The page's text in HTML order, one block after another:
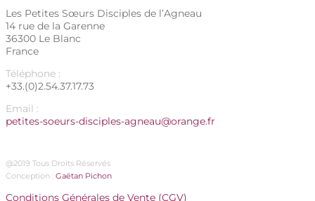
Les Petites Sœurs Disciples de l’Agneau
14 rue de la Garenne
36300 Le Blanc
France
Téléphone :
+33.(0)2.54.37.17.73
Email :
petites-soeurs-disciples-agneau@orange.fr
@2019 Tous Droits Réservés
Conception : Gaëtan Pichon
Conditions Générales de Vente (CGV)